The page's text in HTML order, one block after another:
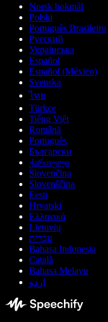
Norsk bokmål
Polski
Português Brasileiro
Русский
Українська
Español
Español (México)
Svenska
ไทย
Türkçe
Tiếng Việt
Română
Português
Български
ქართული
Slovenčina
Slovenščina
Eesti
Hrvatski
Ελληνικά
Lietuvių
עברית
Bahasa Indonesia
Català
Bahasa Melayu
اردو